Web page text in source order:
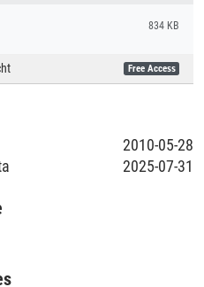
834 KB
Free Access
2010-05-28
2025-07-31